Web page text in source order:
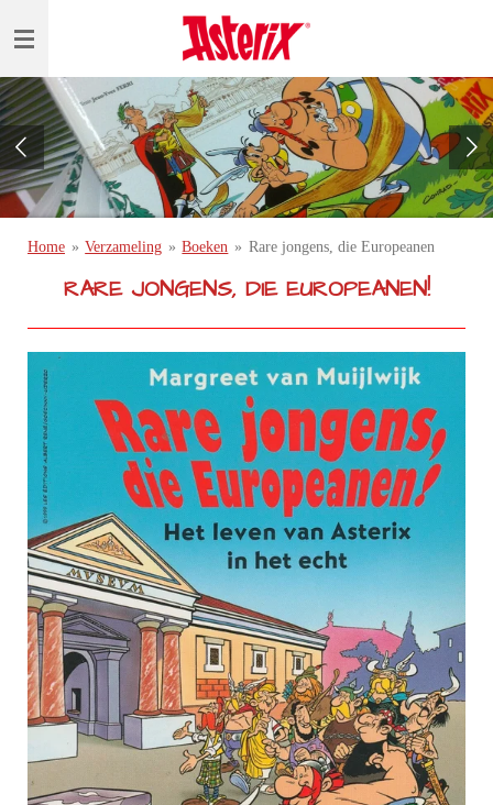
direct
de
hoofdinhoud
Home » Verzameling » Boeken » Rare jongens, die Europeanen
RARE JONGENS, DIE EUROPEANEN!